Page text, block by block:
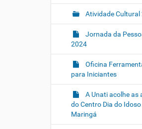
Atividade Cultural
Jornada da
2024
Oficina
para Iniciantes
A Unati acolhe as
do Centro Dia do Idoso
Maringá